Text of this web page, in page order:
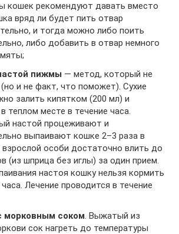
кошек рекомендуют давать вместо
вряд ли будет пить отвар
и тогда можно либо поить
либо добавить в отвар немного
пижмы — метод, который не
и не факт, что поможет). Сухие
залить кипятком (200 мл) и
теплом месте в течение часа.
настой процеживают и
выпаивают кошке 2–3 раза в
особи достаточно влить до
(из шприца без иглы) за один прием.
настоя кошку нельзя кормить
Лечение проводится в течение
морковным соком. Выжатый из
сок нагреть до температуры